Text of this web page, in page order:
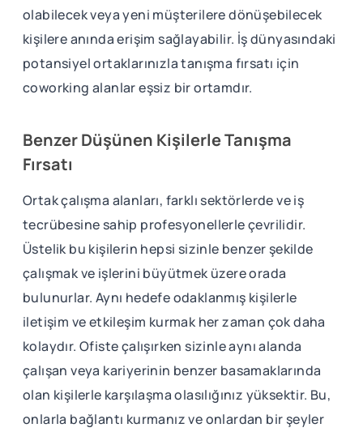
olabilecek veya yeni müşterilere dönüşebilecek
kişilere anında erişim sağlayabilir. İş dünyasındaki
potansiyel ortaklarınızla tanışma fırsatı için
coworking alanlar eşsiz bir ortamdır.
Benzer Düşünen Kişilerle Tanışma
Fırsatı
Ortak çalışma alanları, farklı sektörlerde ve iş
tecrübesine sahip profesyonellerle çevrilidir.
Üstelik bu kişilerin hepsi sizinle benzer şekilde
çalışmak ve işlerini büyütmek üzere orada
bulunurlar. Aynı hedefe odaklanmış kişilerle
iletişim ve etkileşim kurmak her zaman çok daha
kolaydır. Ofiste çalışırken sizinle aynı alanda
çalışan veya kariyerinin benzer basamaklarında
olan kişilerle karşılaşma olasılığınız yüksektir. Bu,
onlarla bağlantı kurmanız ve onlardan bir şeyler